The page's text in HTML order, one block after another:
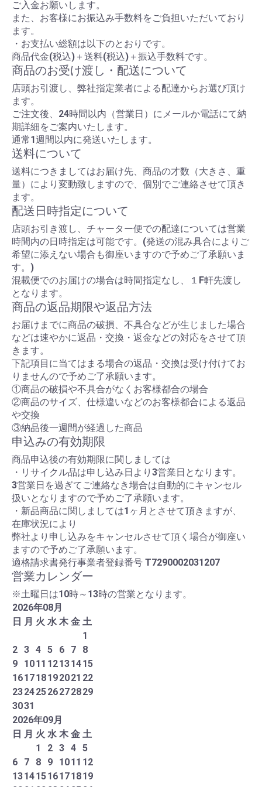
ご入金お願いします。
また、お客様にお振込み手数料をご負担いただいており
ます。
・お支払い総額は以下のとおりです。
商品代金(税込)＋送料(税込)＋振込手数料です。
商品のお受け渡し・配送について
店頭お引渡し、弊社指定業者による配達からお選び頂け
ます。
ご注文後、24時間以内（営業日）にメールか電話にて納
期詳細をご案内いたします。
通常1週間以内に発送いたします。
送料について
送料につきましてはお届け先、商品の才数（大きさ、重
量）により変動致しますので、個別でご連絡させて頂き
ます。
配送日時指定について
店頭お引き渡し、チャーター便での配達については営業
時間内の日時指定は可能です。(発送の混み具合によりご
希望に添えない場合も御座いますので予めご了承願いま
す。)
混載便でのお届けの場合は時間指定なし、１F軒先渡し
となります。
商品の返品期限や返品方法
お届けまでに商品の破損、不具合などが生じました場合
などは速やかに返品・交換・返金などの対応をさせて頂
きます。
下記項目に当てはまる場合の返品・交換は受け付けてお
りませんので予めご了承願います。
①商品の破損や不具合がなくお客様都合の場合
②商品のサイズ、仕様違いなどのお客様都合による返品
や交換
③納品後一週間が経過した商品
申込みの有効期限
商品申込後の有効期限に関しましては
・リサイクル品は申し込み日より3営業日となります。
3営業日を過ぎてご連絡なき場合は自動的にキャンセル
扱いとなりますので予めご了承願います。
・新品商品に関しましては1ヶ月とさせて頂きますが、
在庫状況により
弊社より申し込みをキャンセルさせて頂く場合が御座い
ますので予めご了承願います。
適格請求書発行事業者登録番号 T7290002031207
営業カレンダー
※土曜日は10時～13時の営業となります。
2026年08月
日 月 火 水 木 金 土
1
2 3 4 5 6 7
8
9
1011 12131415
161718192021 22
23242526272829
3031
2026年09月
日 月 火 水 木 金 土
1
2 3 4 5
6
7 8 9 1011 12
13141516171819